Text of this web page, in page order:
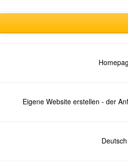
Eigene Website erstellen - der
Deutsch